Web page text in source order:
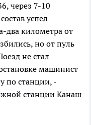
через 7-10
успел
два километра от
но от пуль
не стал
машинист
по станции, -
станции Канаш